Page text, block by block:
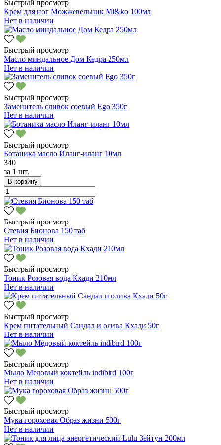
Быстрый просмотр
Крем для ног Можжевельник Mi&ko 100мл
Нет в наличии
Быстрый просмотр
Масло миндальное Дом Кедра 250мл
Нет в наличии
Быстрый просмотр
Заменитель сливок соевый Ego 350г
Нет в наличии
Быстрый просмотр
Ботаника масло Иланг-иланг 10мл
340
за 1 шт.
В корзину
Быстрый просмотр
Стевия Бионова 150 таб
Нет в наличии
Быстрый просмотр
Тоник Розовая вода Кхади 210мл
Нет в наличии
Быстрый просмотр
Крем питательный Сандал и олива Кхади 50г
Нет в наличии
Быстрый просмотр
Мыло Медовый коктейль indibird 100г
Нет в наличии
Быстрый просмотр
Мука гороховая Образ жизни 500г
Нет в наличии